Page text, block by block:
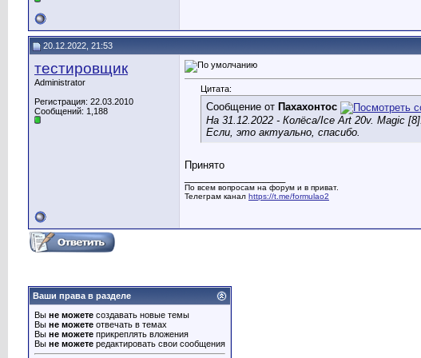
20.12.2022, 21:53
тестировщик
Administrator
Регистрация: 22.03.2010
Сообщений: 1,188
Цитата:
Сообщение от Пахахонтос
На 31.12.2022 - Колёса/Ice Art 20v. Magic [8].
Если, это актуально, спасибо.
Принято
По всем вопросам на форум и в приват.
Телеграм канал https://t.me/formulao2
Ваши права в разделе
Вы не можете создавать новые темы
Вы не можете отвечать в темах
Вы не можете прикреплять вложения
Вы не можете редактировать свои сообщения